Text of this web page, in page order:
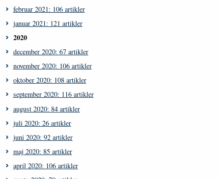
februar 2021: 106 artikler
januar 2021: 121 artikler
2020
december 2020: 67 artikler
november 2020: 106 artikler
oktober 2020: 108 artikler
september 2020: 116 artikler
august 2020: 84 artikler
juli 2020: 26 artikler
juni 2020: 92 artikler
maj 2020: 85 artikler
april 2020: 106 artikler